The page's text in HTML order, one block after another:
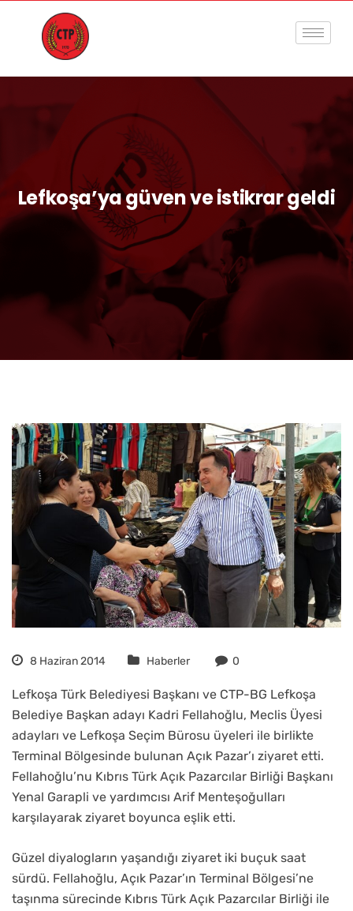
Lefkoşa’ya güven ve istikrar geldi
8 Haziran 2014 Haberler 0
Lefkoşa Türk Belediyesi Başkanı ve CTP-BG Lefkoşa
Belediye Başkan adayı Kadri Fellahoğlu, Meclis Üyesi
adayları ve Lefkoşa Seçim Bürosu üyeleri ile birlikte
Terminal Bölgesinde bulunan Açık Pazar’ı ziyaret etti.
Fellahoğlu’nu Kıbrıs Türk Açık Pazarcılar Birliği Başkanı
Yenal Garapli ve yardımcısı Arif Menteşoğulları
karşılayarak ziyaret boyunca eşlik etti.
Güzel diyalogların yaşandığı ziyaret iki buçuk saat
sürdü. Fellahoğlu, Açık Pazar’ın Terminal Bölgesi’ne
taşınma sürecinde Kıbrıs Türk Açık Pazarcılar Birliği ile